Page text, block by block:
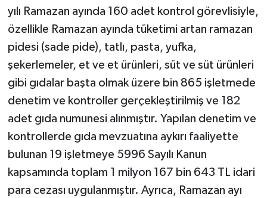
yılı Ramazan ayında 160 adet kontrol görevlisiyle,
özellikle Ramazan ayında tüketimi artan ramazan
pidesi (sade pide), tatlı, pasta, yufka,
şekerlemeler, et ve et ürünleri, süt ve süt ürünleri
gibi gıdalar başta olmak üzere bin 865 işletmede
denetim ve kontroller gerçekleştirilmiş ve 182
adet gıda numunesi alınmıştır. Yapılan denetim ve
kontrollerde gıda mevzuatına aykırı faaliyette
bulunan 19 işletmeye 5996 Sayılı Kanun
kapsamında toplam 1 milyon 167 bin 643 TL idari
para cezası uygulanmıştır. Ayrıca, Ramazan ayı